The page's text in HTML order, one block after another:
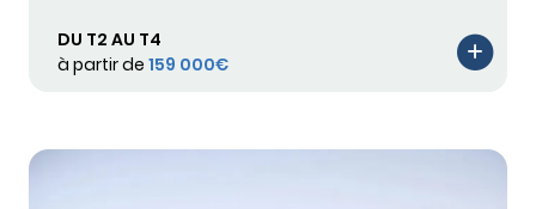
DU T2 AU T4
à partir de 159 000€